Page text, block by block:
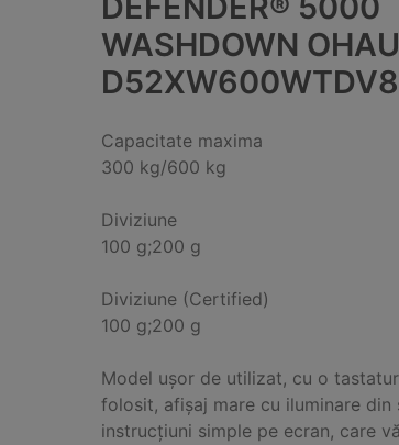
WASHDOWN
Capacitate maxima
300 kg/600 kg
Diviziune
100 g;200 g
Diviziune (Certified)
100 g;200 g
Model ușor de utilizat, cu o
folosit, afișaj mare cu iluminare din
instrucțiuni simple pe ecran, care